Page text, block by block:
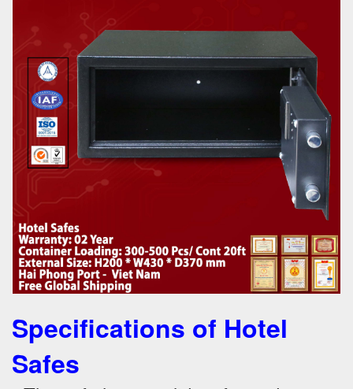
Specifications of Hotel
Safes